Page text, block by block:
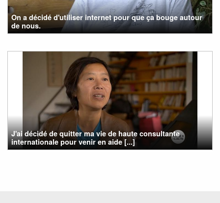
On a décidé d'utiliser internet pour que ça bouge autour
de nous.
J'ai décidé de quitter ma vie de haute consultante
internationale pour venir en aide [...]